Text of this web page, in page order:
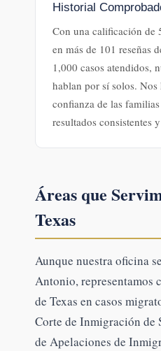
Historial
Con una calificación de
en más de 101 reseñas
1,000 casos atendidos,
hablan por sí solos. Nos
confianza de las
resultados consistentes
Áreas que
Texas
Aunque nuestra oficina
Antonio, representamos
de Texas en casos
Corte de Inmigración de
de Apelaciones de